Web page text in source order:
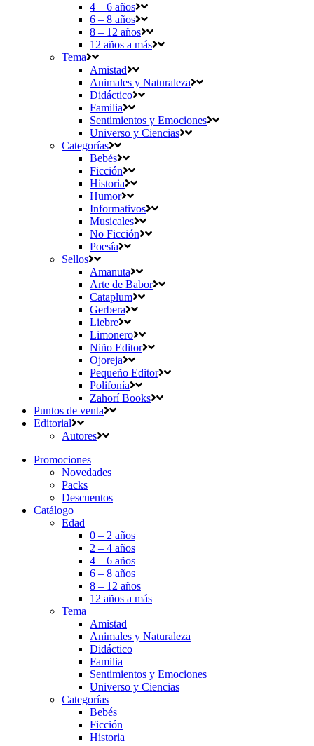
4 – 6 años
6 – 8 años
8 – 12 años
12 años a más
Tema
Amistad
Animales y Naturaleza
Didáctico
Familia
Sentimientos y Emociones
Universo y Ciencias
Categorías
Bebés
Ficción
Historia
Humor
Informativos
Musicales
No Ficción
Poesía
Sellos
Amanuta
Arte de Babor
Cataplum
Gerbera
Liebre
Limonero
Niño Editor
Ojoreja
Pequeño Editor
Polifonía
Zahorí Books
Puntos de venta
Editorial
Autores
Promociones
Novedades
Packs
Descuentos
Catálogo
Edad
0 – 2 años
2 – 4 años
4 – 6 años
6 – 8 años
8 – 12 años
12 años a más
Tema
Amistad
Animales y Naturaleza
Didáctico
Familia
Sentimientos y Emociones
Universo y Ciencias
Categorías
Bebés
Ficción
Historia